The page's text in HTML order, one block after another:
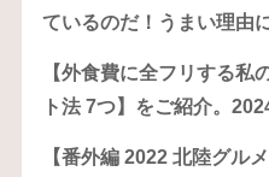
ているのだ！うまい理由
【外食費に全フリする私
ト法 7つ】をご紹介。
【番外編 2022 北陸グル